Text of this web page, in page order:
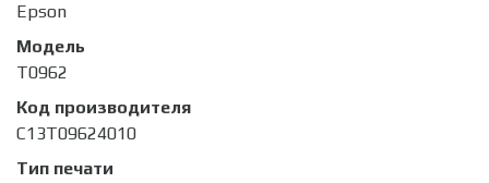
Epson
Модель
T0962
Код производителя
C13T09624010
Тип печати